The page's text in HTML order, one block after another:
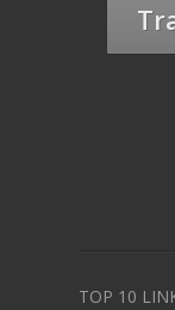
TOP 10